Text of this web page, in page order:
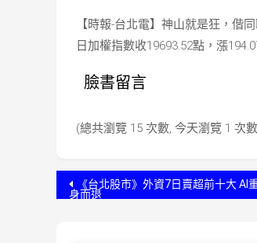
【時報-台北電】神山就是狂，偕
日加權指數收19693.52點，漲
臉書留言
(總共瀏覽 15 次數, 今天瀏覽 1 次
文 《台北股市》外資7日賣超前十大 AI
身而退